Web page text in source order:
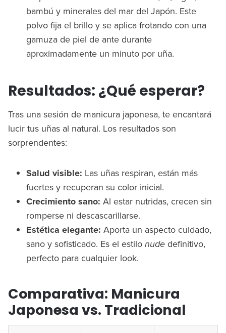
bambú y minerales del mar del Japón. Este
polvo fija el brillo y se aplica frotando con una
gamuza de piel de ante durante
aproximadamente un minuto por uña.
Resultados: ¿Qué esperar?
Tras una sesión de manicura japonesa, te encantará
lucir tus uñas al natural. Los resultados son
sorprendentes:
Salud visible: Las uñas respiran, están más
fuertes y recuperan su color inicial.
Crecimiento sano: Al estar nutridas, crecen sin
romperse ni descascarillarse.
Estética elegante: Aporta un aspecto cuidado,
sano y sofisticado. Es el estilo nude definitivo,
perfecto para cualquier look.
Comparativa: Manicura
Japonesa vs. Tradicional